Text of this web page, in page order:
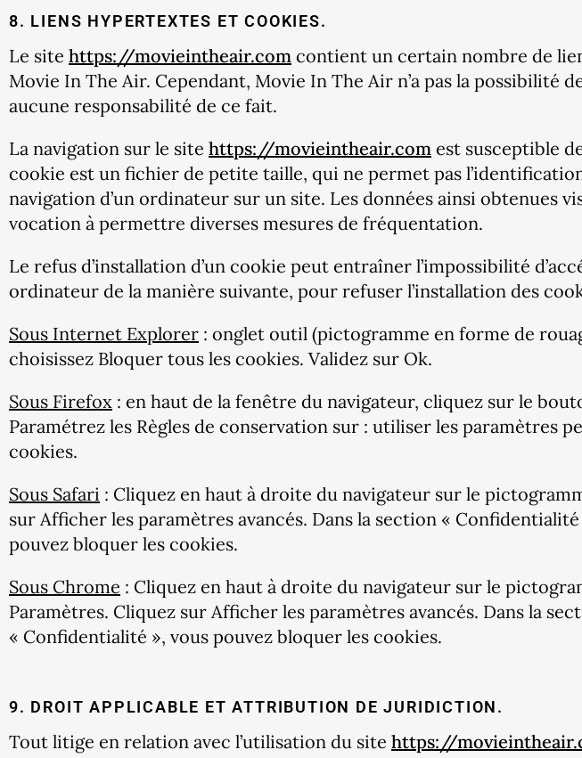
8. LIENS HYPERTEXTES ET COOKIES.
Le site https://movieintheair.com contient un certain nombre de
Movie In The Air. Cependant, Movie In The Air n’a pas la possibilité
aucune responsabilité de ce fait.
La navigation sur le site https://movieintheair.com est susceptible
cookie est un fichier de petite taille, qui ne permet pas
navigation d’un ordinateur sur un site. Les données ainsi
vocation à permettre diverses mesures de fréquentation.
Le refus d’installation d’un cookie peut entraîner l’impossibilité
ordinateur de la manière suivante, pour refuser l’installation des
Sous Internet Explorer : onglet outil (pictogramme en forme de
choisissez Bloquer tous les cookies. Validez sur Ok.
Sous Firefox : en haut de la fenêtre du navigateur, cliquez sur le
Paramétrez les Règles de conservation sur : utiliser les paramètres
cookies.
Sous Safari : Cliquez en haut à droite du navigateur sur le
sur Afficher les paramètres avancés. Dans la section «
pouvez bloquer les cookies.
Sous Chrome : Cliquez en haut à droite du navigateur sur le
Paramètres. Cliquez sur Afficher les paramètres avancés. Dans la
« Confidentialité », vous pouvez bloquer les cookies.
9. DROIT APPLICABLE ET ATTRIBUTION DE JURIDICTION.
Tout litige en relation avec l’utilisation du site https://